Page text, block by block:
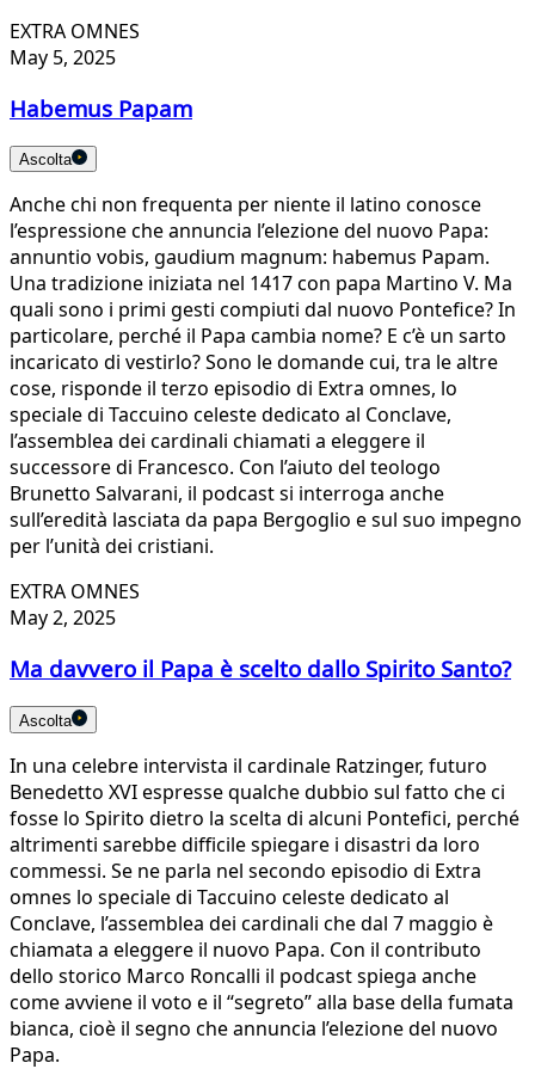
EXTRA OMNES
May 5, 2025
Habemus Papam
Ascolta
Anche chi non frequenta per niente il latino conosce
l’espressione che annuncia l’elezione del nuovo Papa:
annuntio vobis, gaudium magnum: habemus Papam.
Una tradizione iniziata nel 1417 con papa Martino V. Ma
quali sono i primi gesti compiuti dal nuovo Pontefice? In
particolare, perché il Papa cambia nome? E c’è un sarto
incaricato di vestirlo? Sono le domande cui, tra le altre
cose, risponde il terzo episodio di Extra omnes, lo
speciale di Taccuino celeste dedicato al Conclave,
l’assemblea dei cardinali chiamati a eleggere il
successore di Francesco. Con l’aiuto del teologo
Brunetto Salvarani, il podcast si interroga anche
sull’eredità lasciata da papa Bergoglio e sul suo impegno
per l’unità dei cristiani.
EXTRA OMNES
May 2, 2025
Ma davvero il Papa è scelto dallo Spirito Santo?
Ascolta
In una celebre intervista il cardinale Ratzinger, futuro
Benedetto XVI espresse qualche dubbio sul fatto che ci
fosse lo Spirito dietro la scelta di alcuni Pontefici, perché
altrimenti sarebbe difficile spiegare i disastri da loro
commessi. Se ne parla nel secondo episodio di Extra
omnes lo speciale di Taccuino celeste dedicato al
Conclave, l’assemblea dei cardinali che dal 7 maggio è
chiamata a eleggere il nuovo Papa. Con il contributo
dello storico Marco Roncalli il podcast spiega anche
come avviene il voto e il “segreto” alla base della fumata
bianca, cioè il segno che annuncia l’elezione del nuovo
Papa.